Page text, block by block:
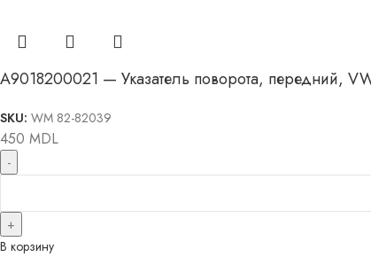
A9018200021 — Указатель поворота, передний,
SKU: WM 82-82039
450 MDL
В корзину